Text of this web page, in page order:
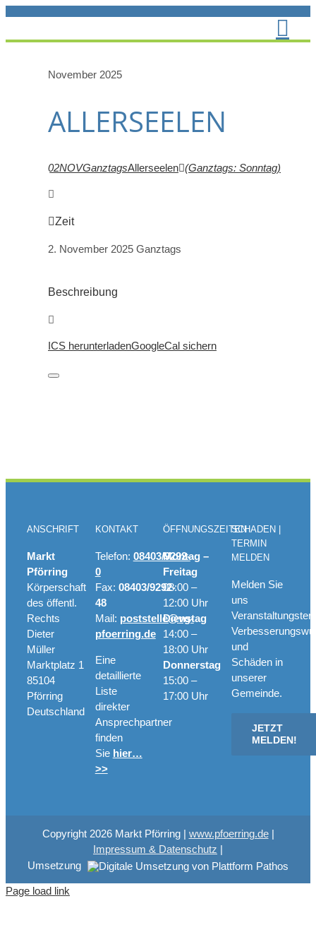
springen
November 2025
ALLERSEELEN
02NOVGanztagsAllerseelen (Ganztags: Sonntag)
Zeit
2. November 2025 Ganztags
Beschreibung
ICS herunterladenGoogleCal sichern
ANSCHRIFT
Markt
Pförring
Körperschaft
des öffentl.
Rechts
Dieter
Müller
Marktplatz 1
85104
Pförring
Deutschland
KONTAKT
Telefon: 08403/9292-
0
Fax: 08403/9292-
48
Mail: poststelle@vg-
pfoerring.de
Eine
detaillierte
Liste
direkter
Ansprechpartner
finden
Sie hier…
>>
ÖFFNUNGSZEITEN
Montag –
Freitag
08:00 –
12:00 Uhr
Dienstag
14:00 –
18:00 Uhr
Donnerstag
15:00 –
17:00 Uhr
SCHADEN |
TERMIN
MELDEN
Melden Sie
uns
und
Schäden in
unserer
Gemeinde.
JETZT
MELDEN!
Copyright 2026 Markt Pförring | www.pfoerring.de|
Impressum & Datenschutz |
Umsetzung
Page load link